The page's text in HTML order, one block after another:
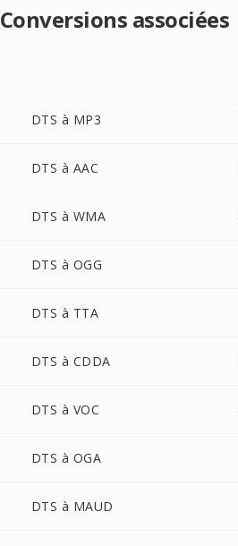
Conversions associées
DTS à MP3
DTS à AAC
DTS à WMA
DTS à OGG
DTS à TTA
DTS à CDDA
DTS à VOC
DTS à OGA
DTS à MAUD